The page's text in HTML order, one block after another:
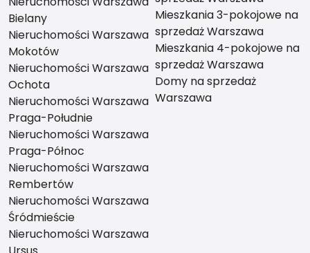
Bielany
Nieruchomości Warszawa
Mokotów
Nieruchomości Warszawa
Ochota
Nieruchomości Warszawa
Praga-Południe
Nieruchomości Warszawa
Praga-Północ
Nieruchomości Warszawa
Rembertów
Nieruchomości Warszawa
Śródmieście
Nieruchomości Warszawa
Mieszkania 3-pokojowe na
sprzedaż Warszawa
Mieszkania 4-pokojowe na
sprzedaż Warszawa
Domy na sprzedaż
Warszawa